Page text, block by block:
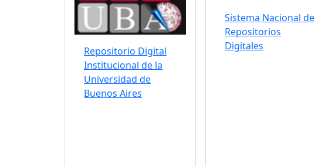
Repositorio Digital
Institucional de la
Universidad de
Buenos Aires
Sistema Nacional de
Repositorios
Digitales